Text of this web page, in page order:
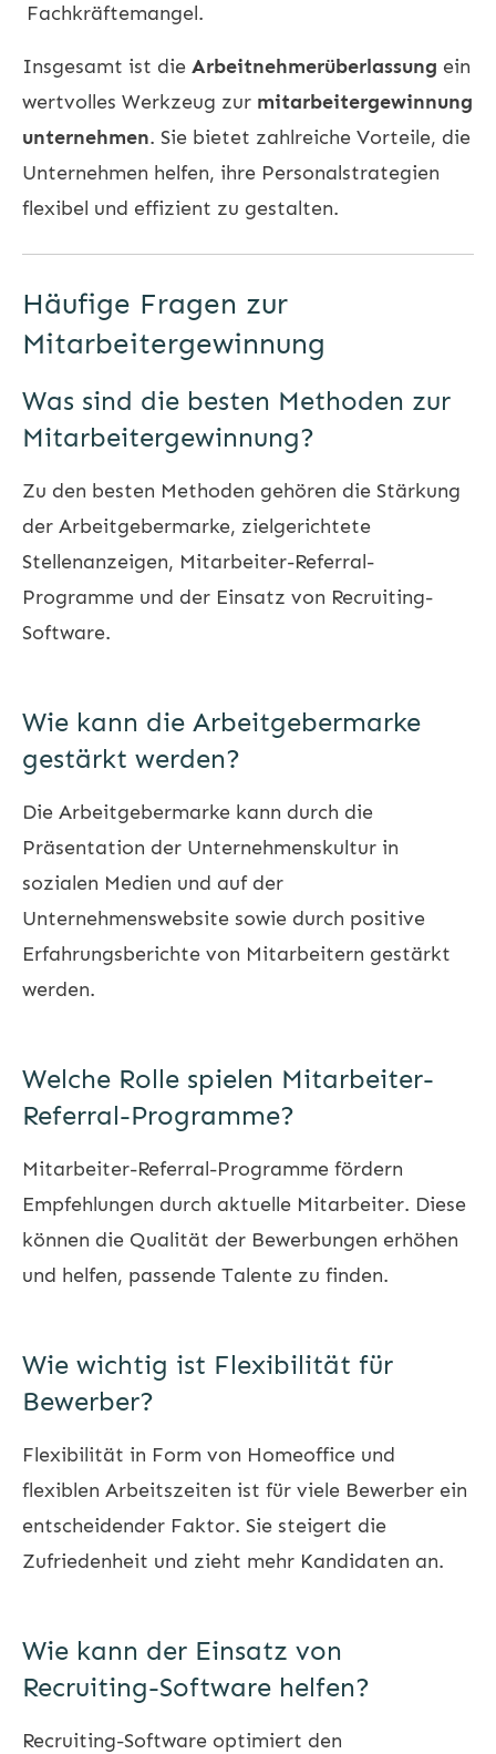
Fachkräftemangel.
Insgesamt ist die Arbeitnehmerüberlassung ein
wertvolles Werkzeug zur mitarbeitergewinnung
unternehmen. Sie bietet zahlreiche Vorteile, die
Unternehmen helfen, ihre Personalstrategien
flexibel und effizient zu gestalten.
Häufige Fragen zur
Mitarbeitergewinnung
Was sind die besten Methoden zur
Mitarbeitergewinnung?
Zu den besten Methoden gehören die Stärkung
der Arbeitgebermarke, zielgerichtete
Stellenanzeigen, Mitarbeiter-Referral-
Programme und der Einsatz von Recruiting-
Software.
Wie kann die Arbeitgebermarke
gestärkt werden?
Die Arbeitgebermarke kann durch die
Präsentation der Unternehmenskultur in
sozialen Medien und auf der
Unternehmenswebsite sowie durch positive
Erfahrungsberichte von Mitarbeitern gestärkt
werden.
Welche Rolle spielen Mitarbeiter-
Referral-Programme?
Mitarbeiter-Referral-Programme fördern
Empfehlungen durch aktuelle Mitarbeiter. Diese
können die Qualität der Bewerbungen erhöhen
und helfen, passende Talente zu finden.
Wie wichtig ist Flexibilität für
Bewerber?
Flexibilität in Form von Homeoffice und
flexiblen Arbeitszeiten ist für viele Bewerber ein
entscheidender Faktor. Sie steigert die
Zufriedenheit und zieht mehr Kandidaten an.
Wie kann der Einsatz von
Recruiting-Software helfen?
Recruiting-Software optimiert den